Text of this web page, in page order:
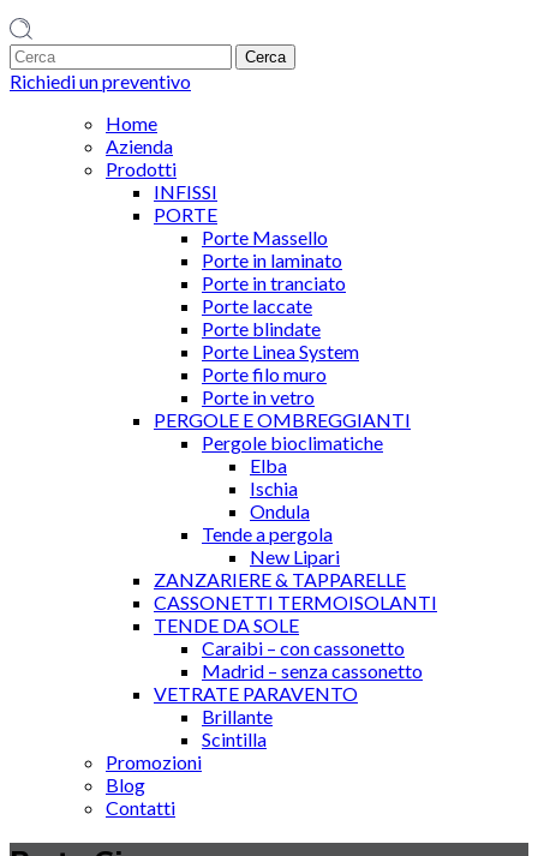
1
Richiedi un preventivo
Home
Azienda
Prodotti
INFISSI
PORTE
Porte Massello
Porte in laminato
Porte in tranciato
Porte laccate
Porte blindate
Porte Linea System
Porte filo muro
Porte in vetro
PERGOLE E OMBREGGIANTI
Pergole bioclimatiche
Elba
Ischia
Ondula
Tende a pergola
New Lipari
ZANZARIERE & TAPPARELLE
CASSONETTI TERMOISOLANTI
TENDE DA SOLE
Caraibi – con cassonetto
Madrid – senza cassonetto
VETRATE PARAVENTO
Brillante
Scintilla
Promozioni
Blog
Contatti